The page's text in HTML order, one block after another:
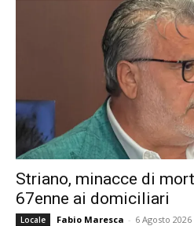
Striano, minacce di
67enne ai domiciliari
Locale Fabio Maresca - 6 Agosto 2026